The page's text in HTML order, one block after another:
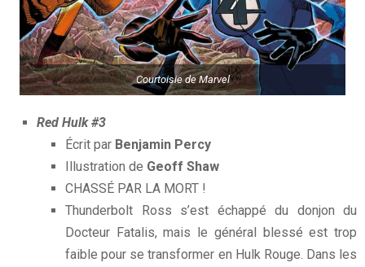
Courtoisie de Marvel
Red Hulk #3
Écrit par Benjamin Percy
Illustration de Geoff Shaw
CHASSÉ PAR LA MORT !
Thunderbolt Ross s’est échappé du donjon du
Docteur Fatalis, mais le général blessé est trop
faible pour se transformer en Hulk Rouge. Dans les